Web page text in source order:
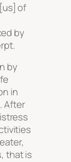
of
by
by
in
After
that is